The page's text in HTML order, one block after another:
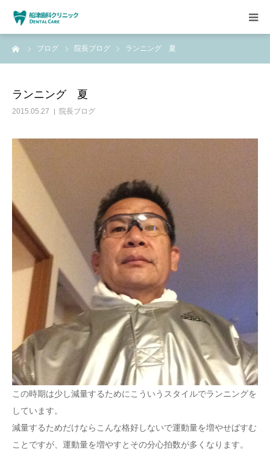
ブログ 院長ブログ ランニング 夏
ランニング 夏
2015.05.27 院長ブログ
この時期は少し減量するためにこういうスタイルでランニングを
しています。
減量するためだけならこんな格好しないで運動量を増やせばすむ
ことですが、運動量を増やすとその分心拍数が多くなります。
HOME
求人情報